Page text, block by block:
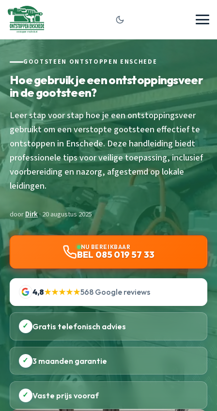
GOOTSTEEN ONTSTOPPEN ENSCHEDE
Hoe gebruik je een ontstoppingsveer
in de gootsteen?
Leer stap voor stap hoe je een ontstoppingsveer
gebruikt om een verstopte gootsteen effectief te
ontstoppen in Enschede. Deze handleiding biedt
professionele tips voor veilige toepassing, inclusief
voorbereiding en nazorg, afgestemd op lokale
leidingen.
doorDirk· 20 augustus 2025
NU BEREIKBAAR
BEL 085 019 57 33
4,8★★★★★568 Google reviews
✓ Gratis telefonisch advies
✓ 3 maanden garantie
✓ Vaste prijs vooraf